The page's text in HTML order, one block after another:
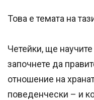
Това е темата на
Четейки, ще
започнете да
отношение на
поведенчески – и